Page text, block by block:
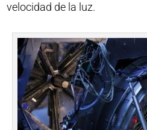
velocidad de la luz.